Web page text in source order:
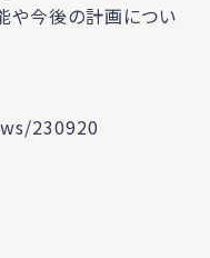
や今後の計画につい
230920